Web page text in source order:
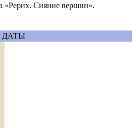
«Рерих. Сияние вершин».
ДАТЫ